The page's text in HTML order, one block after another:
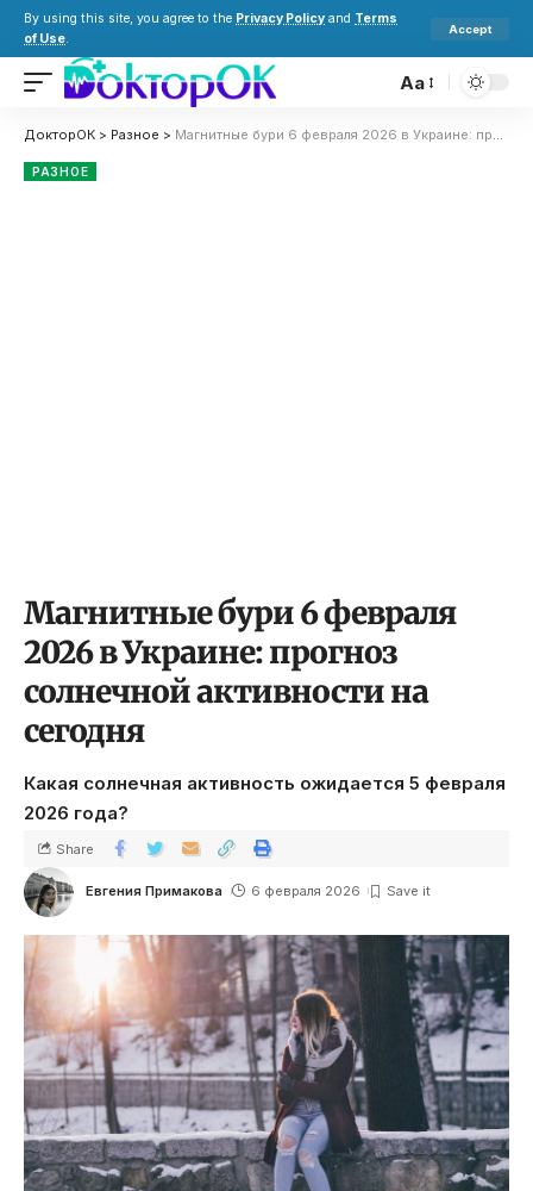
By using this site, you agree to the Privacy Policy and Terms
of Use.
Accept
Aa
ДокторОК > Разное > Магнитные бури 6 февраля 2026 в Украине: прогноз солнечной активности на сегодня
РАЗНОЕ
Магнитные бури 6 февраля
2026 в Украине: прогноз
солнечной активности на
сегодня
Какая солнечная активность ожидается 5 февраля
2026 года?
Евгения Примакова 6 февраля 2026
Share